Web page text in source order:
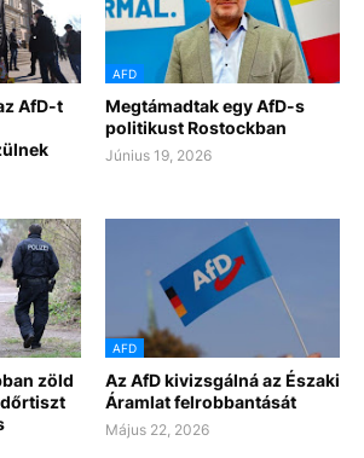
AfD-t
AFD
Megtámadtak egy AfD-s
politikust Rostockban
Június 19, 2026
zöld
AFD
Az AfD kivizsgálná az Északi
Áramlat felrobbantását
Május 22, 2026